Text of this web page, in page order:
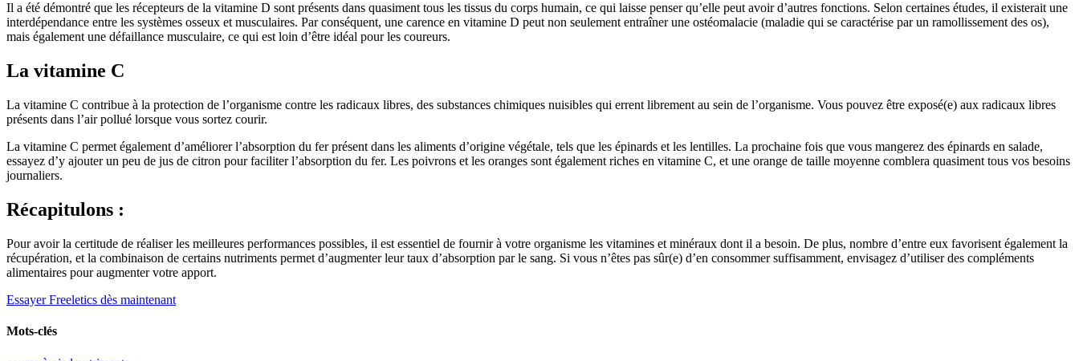
Il a été démontré que les récepteurs de la vitamine D sont présents dans quasiment tous les tissus du corps humain, ce qui laisse penser qu’elle peut avoir d’autres fonctions. Selon certaines études, il existerait une
interdépendance entre les systèmes osseux et musculaires. Par conséquent, une carence en vitamine D peut non seulement entraîner une ostéomalacie (maladie qui se caractérise par un ramollissement des os),
mais également une défaillance musculaire, ce qui est loin d’être idéal pour les coureurs.
La vitamine C
La vitamine C contribue à la protection de l’organisme contre les radicaux libres, des substances chimiques nuisibles qui errent librement au sein de l’organisme. Vous pouvez être exposé(e) aux radicaux libres
présents dans l’air pollué lorsque vous sortez courir.
La vitamine C permet également d’améliorer l’absorption du fer présent dans les aliments d’origine végétale, tels que les épinards et les lentilles. La prochaine fois que vous mangerez des épinards en salade,
essayez d’y ajouter un peu de jus de citron pour faciliter l’absorption du fer. Les poivrons et les oranges sont également riches en vitamine C, et une orange de taille moyenne comblera quasiment tous vos besoins
journaliers.
Récapitulons :
Pour avoir la certitude de réaliser les meilleures performances possibles, il est essentiel de fournir à votre organisme les vitamines et minéraux dont il a besoin. De plus, nombre d’entre eux favorisent également la
récupération, et la combinaison de certains nutriments permet d’augmenter leur taux d’absorption par le sang. Si vous n’êtes pas sûr(e) d’en consommer suffisamment, envisagez d’utiliser des compléments
alimentaires pour augmenter votre apport.
Essayer Freeletics dès maintenant
Mots-clés